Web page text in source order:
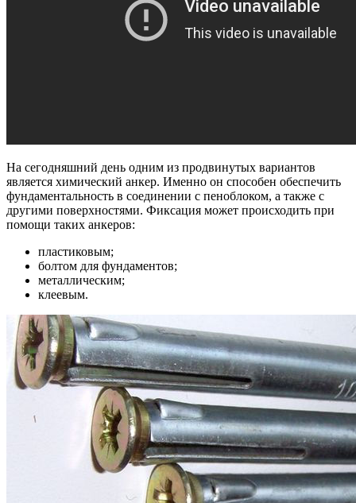
На сегодняшний день одним из продвинутых вариантов
является химический анкер. Именно он способен обеспечить
фундаментальность в соединении с пеноблоком, а также с
другими поверхностями. Фиксация может происходить при
помощи таких анкеров:
пластиковым;
болтом для фундаментов;
металлическим;
клеевым.